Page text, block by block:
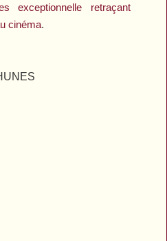
exceptionnelle retraçant
cinéma.